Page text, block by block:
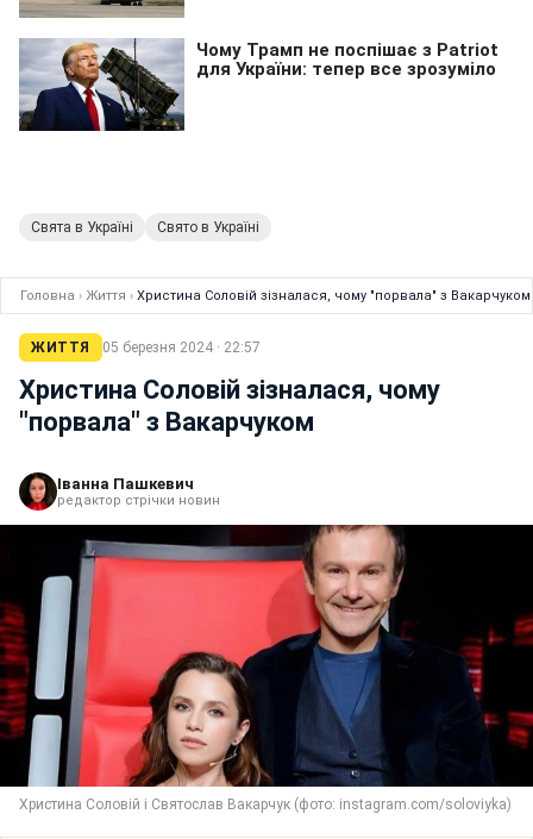
Свята в Україні Свято в Україні
Головна › Життя › Христина Соловій зізналася, чому "порвала" з Вакарчуком
ЖИТТЯ 05 березня 2024 · 22:57
Христина Соловій зізналася, чому
"порвала" з Вакарчуком
Іванна Пашкевич
редактор стрічки новин
Христина Соловій і Святослав Вакарчук (фото: instagram.com/soloviyka)